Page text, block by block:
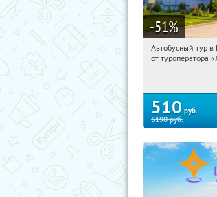
-51%
20:01:59
Автобусный тур
от туроператора
510 руб.
5190руб.